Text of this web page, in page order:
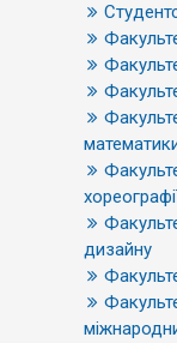
дизайну